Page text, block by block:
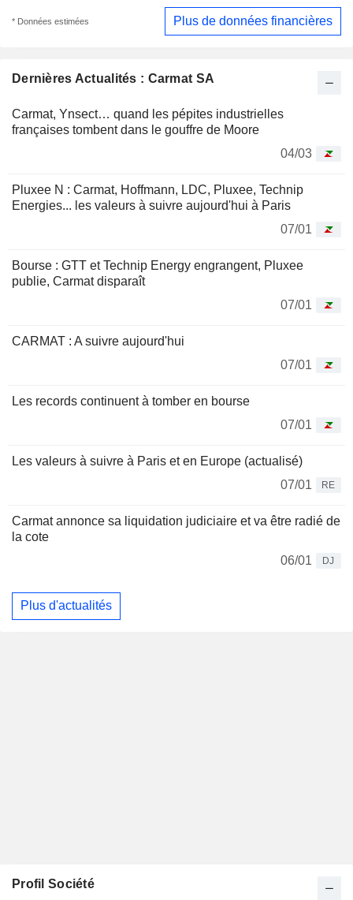
Dernières Actualités : Carmat SA
Carmat, Ynsect… quand les pépites industrielles
françaises tombent dans le gouffre de Moore
04/03
Pluxee N : Carmat, Hoffmann, LDC, Pluxee, Technip
Energies... les valeurs à suivre aujourd'hui à Paris
07/01
Bourse : GTT et Technip Energy engrangent, Pluxee
publie, Carmat disparaît
07/01
CARMAT : A suivre aujourd'hui
07/01
Les records continuent à tomber en bourse
07/01
Les valeurs à suivre à Paris et en Europe (actualisé)
07/01
RE
Carmat annonce sa liquidation judiciaire et va être radié de
la cote
06/01
DJ
Plus d'actualités
* Données estimées Plus de données financières
Profil Société